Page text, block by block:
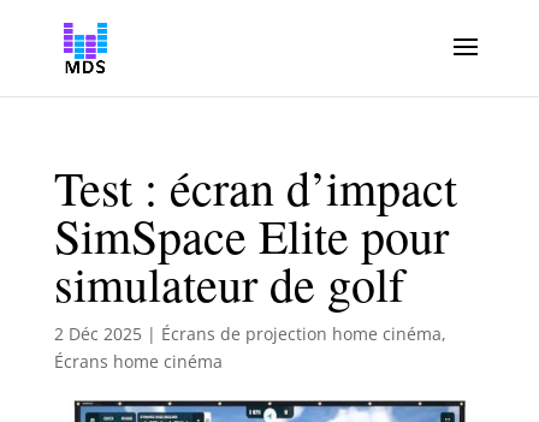
Test : écran d’impact
SimSpace Elite pour
simulateur de golf
2 Déc 2025| Écrans de projection home cinéma,
Écrans home cinéma